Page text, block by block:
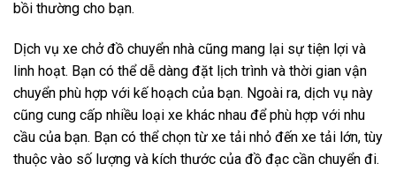
bồi thường cho bạn.
Dịch vụ xe chở đồ chuyển nhà cũng mang lại sự tiện lợi và
linh hoạt. Bạn có thể dễ dàng đặt lịch trình và thời gian vận
chuyển phù hợp với kế hoạch của bạn. Ngoài ra, dịch vụ này
cũng cung cấp nhiều loại xe khác nhau để phù hợp với nhu
cầu của bạn. Bạn có thể chọn từ xe tải nhỏ đến xe tải lớn, tùy
thuộc vào số lượng và kích thước của đồ đạc cần chuyển đi.